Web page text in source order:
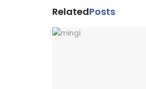
RelatedPosts